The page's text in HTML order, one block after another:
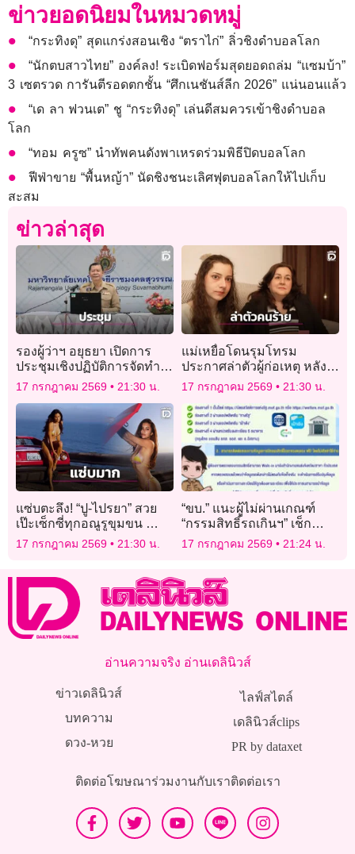
ข่าวยอดนิยมในหมวดหมู่
“กระทิงดุ” สุดแกร่งสอนเชิง “ตราไก่” ลิ่วชิงดำบอลโลก
“นักตบสาวไทย” องค์ลง! ระเบิดฟอร์มสุดยอดถล่ม “แซมบ้า”
3 เซตรวด การันตีรอดตกชั้น “ศึกเนชันส์ลีก 2026” แน่นอนแล้ว
“เด ลา ฟวนเต” ชู “กระทิงดุ” เล่นดีสมควรเข้าชิงดำบอล
โลก
“ทอม ครูซ” นำทัพคนดังพาเหรดร่วมพิธีปิดบอลโลก
ฟีฟ่าขาย “พื้นหญ้า” นัดชิงชนะเลิศฟุตบอลโลกให้ไปเก็บ
สะสม
ข่าวล่าสุด
รองผู้ว่าฯ อยุธยา เปิดการ
ประชุมเชิงปฏิบัติการจัดทำ
แผนพัฒนาจังหวัด ปี 2571 –
17 กรกฎาคม 2569 21:30 น.
แม่เหยื่อโดนรุมโทรม
ประกาศล่าตัวผู้ก่อเหตุ หลัง
ลูกสาวเลือกจบชีวิตด้วยกา
รุณยฆาต
17 กรกฎาคม 2569 21:30 น.
แซ่บตะลึง! “ปู-ไปรยา” สวย
เป๊ะเซ็กซี่ทุกอณูรูขุมขน ทำ
แฟนๆใจละลายหนักมาก
17 กรกฎาคม 2569 21:30 น.
“ขบ.” แนะผู้ไม่ผ่านเกณฑ์
“กรรมสิทธิ์รถเกินฯ” เช็ก
ข้อมูลทางทะเบียนกับขนส่ง
ทั่วประเทศ ฟรี!
17 กรกฎาคม 2569 21:24 น.
อ่านความจริง อ่านเดลินิวส์
ข่าวเดลินิวส์
บทความ
ดวง-หวย
ไลฟ์สไตล์
เดลินิวส์clips
PR by dataxet
ติดต่อโฆษณาร่วมงานกับเราติดต่อเรา